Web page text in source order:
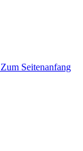
Zum Seitenanfang